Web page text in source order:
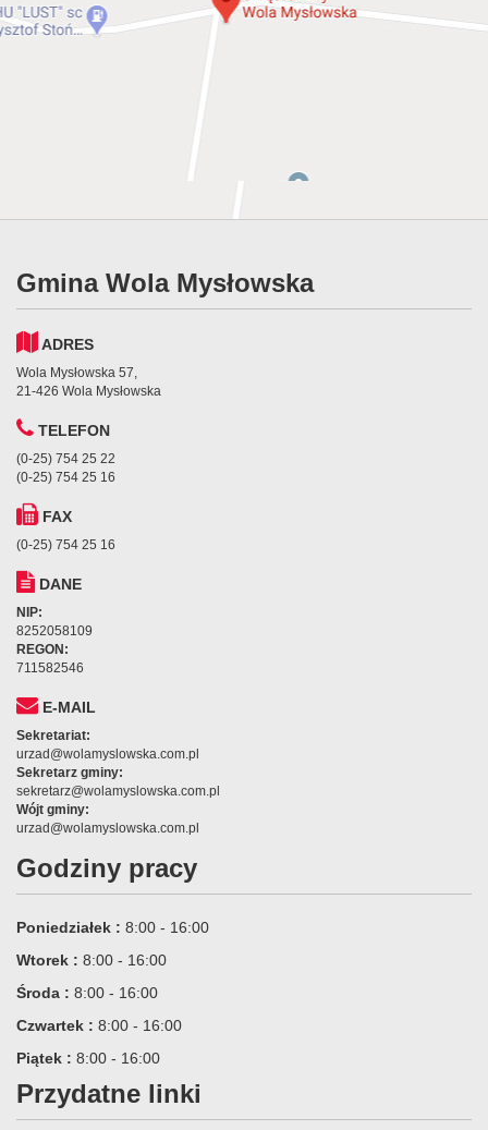
Gmina Wola Mysłowska
ADRES
Wola Mysłowska 57,
21-426 Wola Mysłowska
TELEFON
(0-25) 754 25 22
(0-25) 754 25 16
FAX
(0-25) 754 25 16
DANE
NIP:
8252058109
REGON:
711582546
E-MAIL
Sekretariat:
urzad@wolamyslowska.com.pl
Sekretarz gminy:
sekretarz@wolamyslowska.com.pl
Wójt gminy:
urzad@wolamyslowska.com.pl
Godziny pracy
Poniedziałek : 8:00 - 16:00
Wtorek : 8:00 - 16:00
Środa : 8:00 - 16:00
Czwartek : 8:00 - 16:00
Piątek : 8:00 - 16:00
Przydatne linki